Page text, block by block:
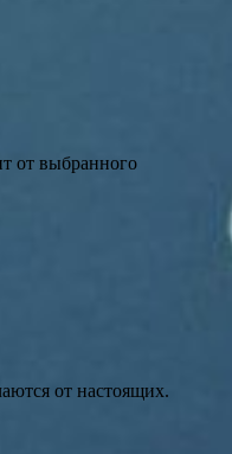
от выбранного
от настоящих.